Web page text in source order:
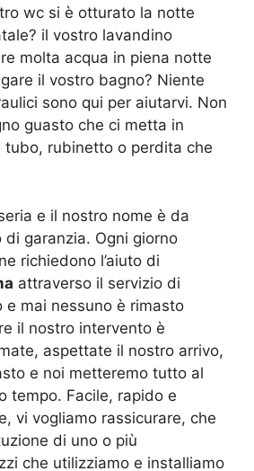
wc si è otturato la notte
il vostro lavandino
molta acqua in piena notte
il vostro bagno? Niente
sono qui per aiutarvi. Non
guasto che ci metta in
tubo, rubinetto o perdita che
e il nostro nome è da
di garanzia. Ogni giorno
richiedono l’aiuto di
attraverso il servizio di
e mai nessuno è rimasto
il nostro intervento è
aspettate il nostro arrivo,
e noi metteremo tutto al
tempo. Facile, rapido e
vi vogliamo rassicurare, che
di uno o più
che utilizziamo e installiamo